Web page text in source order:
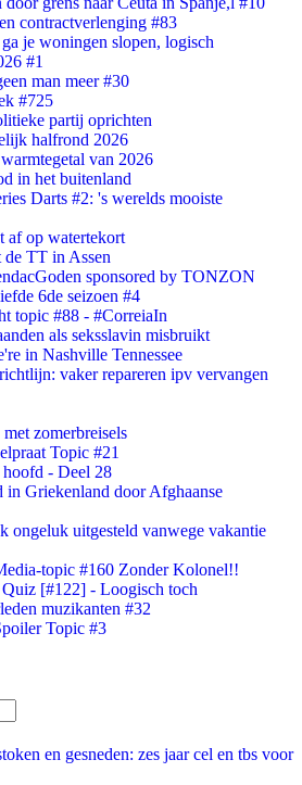
contractverlenging #83
je woningen slopen, logisch
#1
man meer #30
#725
partij oprichten
halfrond 2026
van 2026
in het buitenland
Darts #2: 's werelds mooiste
af op watertekort
TT in Assen
sponsored by TONZON
6de seizoen #4
topic #88 - #CorreiaIn
als seksslavin misbruikt
in Nashville Tennessee
vaker repareren ipv vervangen
zomerbreisels
Topic #21
- Deel 28
in Griekenland door Afghaanse
ongeluk uitgesteld vanwege vakantie
topic #160 Zonder Kolonel!!
[#122] - Loogisch toch
muzikanten #32
Topic #3
en gesneden: zes jaar cel en tbs voor